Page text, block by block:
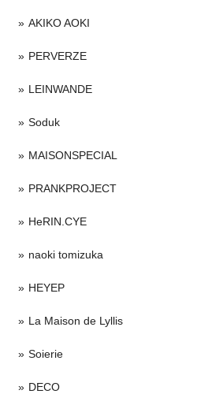
AKIKO AOKI
PERVERZE
LEINWANDE
Soduk
MAISONSPECIAL
PRANKPROJECT
HeRIN.CYE
naoki tomizuka
HEYEP
La Maison de Lyllis
Soierie
DECO